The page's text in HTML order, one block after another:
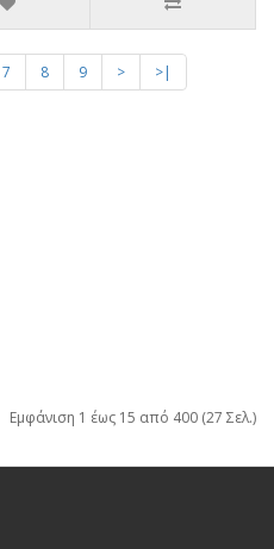
7 8 9 > >|
Εμφάνιση 1 έως 15 από 400 (27 Σελ.)